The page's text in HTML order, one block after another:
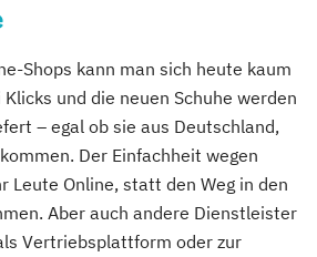
Shops kann man sich heute kaum
und die neuen Schuhe werden
– egal ob sie aus Deutschland,
Der Einfachheit wegen
Leute Online, statt den Weg in den
Aber auch andere Dienstleister
Vertriebsplattform oder zur